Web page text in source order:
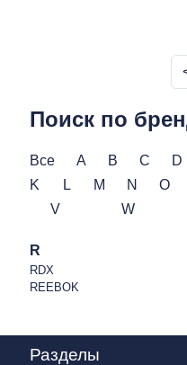
Поиск по
Все A B C D
K
L M N O
V
W
R
RDX
REEBOK
Разделы